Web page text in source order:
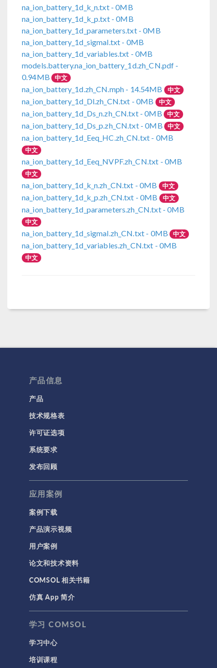
na_ion_battery_1d_k_n.txt- 0MB
na_ion_battery_1d_k_p.txt- 0MB
na_ion_battery_1d_parameters.txt- 0MB
na_ion_battery_1d_sigmal.txt - 0MB
na_ion_battery_1d_variables.txt - 0MB
models.battery.na_ion_battery_1d.zh_CN.pdf -
0.94MB 中文
na_ion_battery_1d.zh_CN.mph - 14.54MB 中文
na_ion_battery_1d_Dl.zh_CN.txt - 0MB 中文
na_ion_battery_1d_Ds_n.zh_CN.txt- 0MB 中文
na_ion_battery_1d_Ds_p.zh_CN.txt- 0MB 中文
na_ion_battery_1d_Eeq_HC.zh_CN.txt - 0MB
中文
na_ion_battery_1d_Eeq_NVPF.zh_CN.txt - 0MB
中文
na_ion_battery_1d_k_n.zh_CN.txt - 0MB 中文
na_ion_battery_1d_k_p.zh_CN.txt - 0MB 中文
na_ion_battery_1d_parameters.zh_CN.txt- 0MB
中文
na_ion_battery_1d_sigmal.zh_CN.txt - 0MB 中文
na_ion_battery_1d_variables.zh_CN.txt - 0MB
中文
产品信息
产品
技术规格表
许可证选项
系统要求
发布回顾
应用案例
案例下载
产品演示视频
用户案例
论文和技术资料
COMSOL 相关书籍
仿真 App 简介
学习 COMSOL
学习中心
培训课程